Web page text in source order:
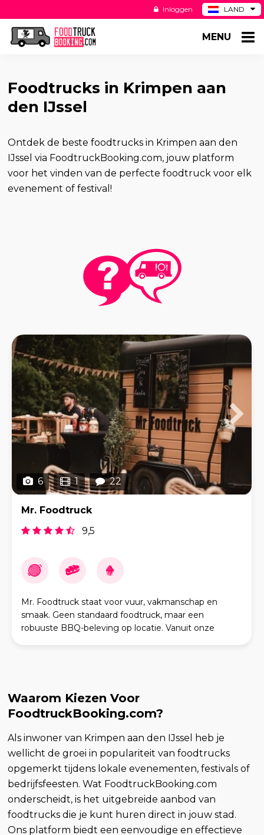
LAND
DE
Inloggen
MENU
Foodtrucks in Krimpen aan
den IJssel
Ontdek de beste foodtrucks in Krimpen aan den
IJssel via FoodtruckBooking.com, jouw platform
voor het vinden van de perfecte foodtruck voor elk
evenement of festival!
6 1 22
Mr. Foodtruck
9,5
Mr. Foodtruck staat voor vuur, vakmanschap en
smaak. Geen standaard foodtruck, maar een
robuuste BBQ-beleving op locatie. Vanuit onze
Waarom Kiezen Voor
FoodtruckBooking.com?
Als inwoner van Krimpen aan den IJssel heb je
wellicht de groei in populariteit van foodtrucks
opgemerkt tijdens lokale evenementen, festivals of
bedrijfsfeesten. Wat FoodtruckBooking.com
onderscheidt, is het uitgebreide aanbod van
foodtrucks die je kunt huren direct in jouw stad.
Ons platform biedt een eenvoudige en effectieve